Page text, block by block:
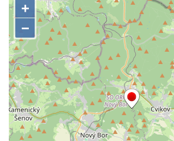
Socha Kudlanka v ZOO Hluboká
Socha Vlčice s mládětem v ZOO Hluboká
Socha Rys číhající na srnu v ZOO Hluboká
Socha Orlice v ZOO Hluboká
Socha Tygr v ZOO Hluboká
Socha Želva v ZOO Hluboká
Socha Kozorožec horský v ZOO Hluboká
Socha Včela v ZOO Hluboká